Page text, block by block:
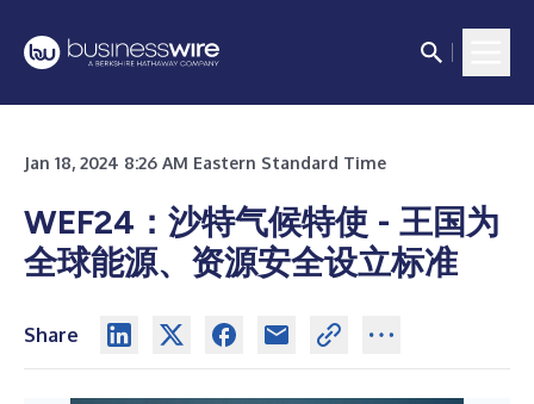
Jan 18, 2024 8:26 AM Eastern Standard Time
WEF24：沙特气候特使 - 王国为
全球能源、资源安全设立标准
Share